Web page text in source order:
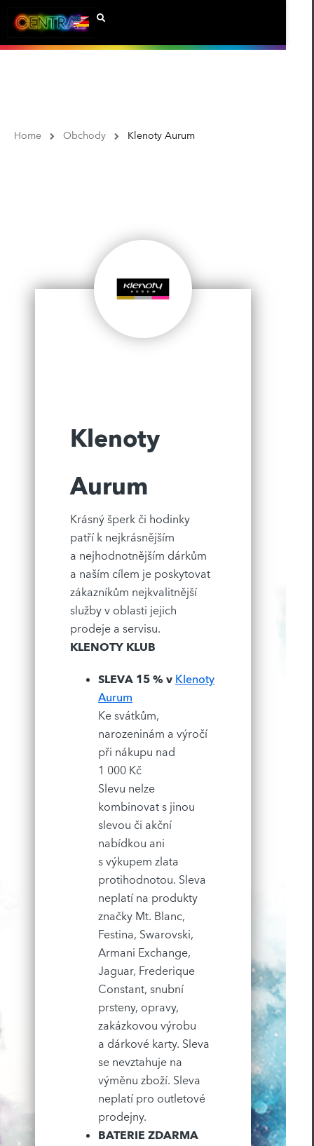
Home Obchody Klenoty Aurum
Klenoty
Aurum
Krásný šperk či hodinky
patří k nejkrásnějším
a nejhodnotnějším dárkům
a naším cílem je poskytovat
zákazníkům nejkvalitnější
služby v oblasti jejich
prodeje a servisu.
KLENOTY KLUB
SLEVA 15 % v Klenoty
Aurum
Ke svátkům,
narozeninám a výročí
při nákupu nad
1 000 Kč
Slevu nelze
kombinovat s jinou
slevou či akční
nabídkou ani
s výkupem zlata
protihodnotou. Sleva
neplatí na produkty
značky Mt. Blanc,
Festina, Swarovski,
Armani Exchange,
Jaguar, Frederique
Constant, snubní
prsteny, opravy,
zakázkovou výrobu
a dárkové karty. Sleva
se nevztahuje na
výměnu zboží. Sleva
neplatí pro outletové
prodejny.
BATERIE ZDARMA